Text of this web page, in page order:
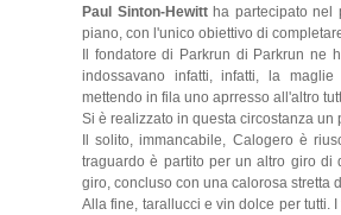
Paul Sinton-Hewittha partecipato nel
piano, con l'unico obiettivo di
Il fondatore di Parkrun di Parkrun ne
indossavano infatti, infatti, la
mettendo in fila uno aprresso all'altro
Si è realizzato in questa circostanza un
Il solito, immancabile, Calogero è
traguardo è partito per un altro giro di
giro, concluso con una calorosa stretta
Alla fine, tarallucci e vin dolce per tutti.